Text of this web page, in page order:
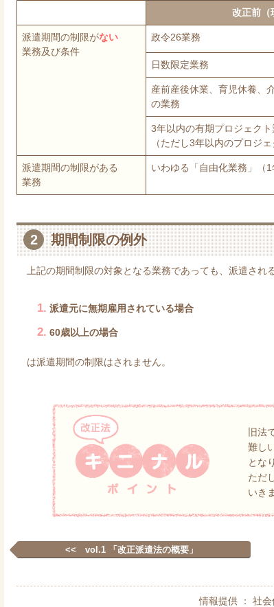
改正前（
派遣期間の制限がない
業務及び条件
政令26業務
日数限定業務
産前産後休業、育児休養、
の業務
3年以内の有期プロジェクト
（ただし3年以内のプロジ
派遣期間の制限がある
業務
いわゆる「自由化業務」（1
2 期間制限の例外
上記の期間制限の対象となる業務であっても、派遣され
1. 派遣元に無期雇用されている場合
2. 60歳以上の場合
は派遣期間の制限はされません。
旧法
難し
とな
ただ
いき
<< vol.1 「改正派遣法の概要」
情報提供 ： 社